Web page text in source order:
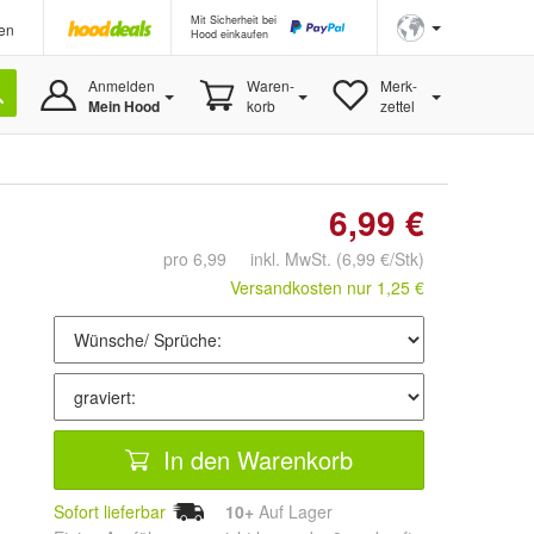
Mit Sicherheit bei
Hood einkaufen
Anmelden
Mein Hood
Waren-
korb
Merk-
zettel
6,99 €
pro 6,99 inkl. MwSt. (6,99 €/Stk)
Versandkosten nur 1,25 €
In den Warenkorb
Sofort lieferbar 10+ Auf Lager